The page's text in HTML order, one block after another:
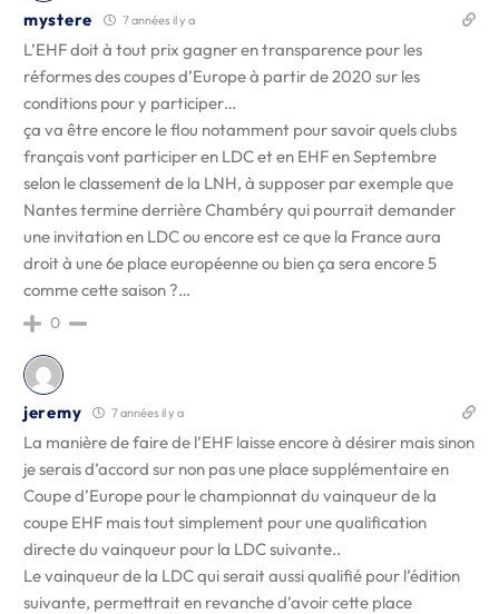
mystere 7 années il y a
L’EHF doit à tout prix gagner en transparence pour les
réformes des coupes d’Europe à partir de 2020 sur les
conditions pour y participer…
ça va être encore le flou notamment pour savoir quels clubs
français vont participer en LDC et en EHF en Septembre
selon le classement de la LNH, à supposer par exemple que
Nantes termine derrière Chambéry qui pourrait demander
une invitation en LDC ou encore est ce que la France aura
droit à une 6e place européenne ou bien ça sera encore 5
comme cette saison ?…
0
jeremy 7 années il y a
La manière de faire de l’EHF laisse encore à désirer mais sinon
je serais d’accord sur non pas une place supplémentaire en
Coupe d’Europe pour le championnat du vainqueur de la
coupe EHF mais tout simplement pour une qualification
directe du vainqueur pour la LDC suivante..
Le vainqueur de la LDC qui serait aussi qualifié pour l’édition
suivante, permettrait en revanche d’avoir cette place